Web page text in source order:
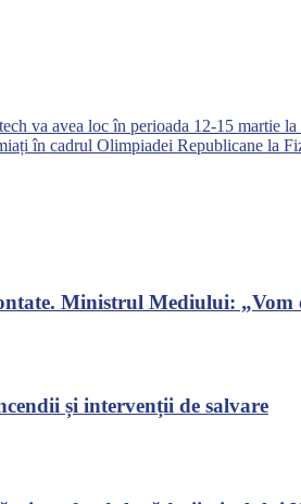
va avea loc în perioada 12-15 martie
în cadrul Olimpiadei Republicane la
Ministrul Mediului:
și intervenții de salvare